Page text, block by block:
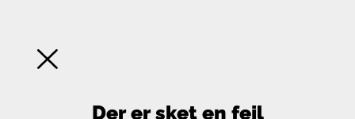
Der er sket en fejl